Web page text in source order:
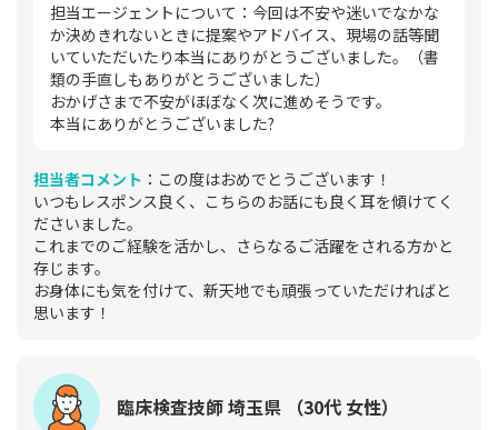
担当エージェントについて：今回は不安や迷いでなかな
か決めきれないときに提案やアドバイス、現場の話等聞
いていただいたり本当にありがとうございました。（書
類の手直しもありがとうございました）
おかげさまで不安がほぼなく次に進めそうです。
本当にありがとうございました?
担当者コメント ：この度はおめでとうございます！
いつもレスポンス良く、こちらのお話にも良く耳を傾けてく
ださいました。
これまでのご経験を活かし、さらなるご活躍をされる方かと
存じます。
お身体にも気を付けて、新天地でも頑張っていただければと
思います！
臨床検査技師 埼玉県 （30代 女性）